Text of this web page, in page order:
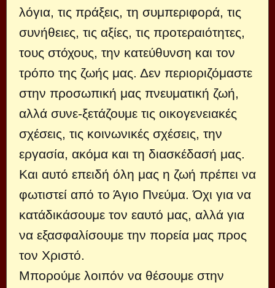
λόγια, τις πράξεις, τη συμπεριφορά, τις
συνήθειες, τις αξίες, τις προτεραιότητες,
τους στόχους, την κατεύθυνση και τον
τρόπο της ζωής μας. Δεν περιοριζόμαστε
στην προσωπική μας πνευματική ζωή,
αλλά συνε-ξετάζουμε τις οικογενειακές
σχέσεις, τις κοινωνικές σχέσεις, την
εργασία, ακόμα και τη διασκέδασή μας.
Και αυτό επειδή όλη μας η ζωή πρέπει να
φωτιστεί από το Άγιο Πνεύμα. Όχι για να
κατάδικάσουμε τον εαυτό μας, αλλά για
να εξασφαλίσουμε την πορεία μας προς
τον Χριστό.
Μπορούμε λοιπόν να θέσουμε στην